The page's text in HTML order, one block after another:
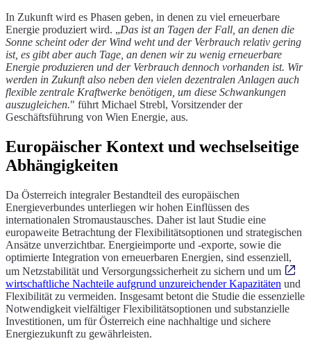
In Zukunft wird es Phasen geben, in denen zu viel erneuerbare
Energie produziert wird. „Das ist an Tagen der Fall, an denen die
Sonne scheint oder der Wind weht und der Verbrauch relativ gering
ist, es gibt aber auch Tage, an denen wir zu wenig erneuerbare
Energie produzieren und der Verbrauch dennoch vorhanden ist. Wir
werden in Zukunft also neben den vielen dezentralen Anlagen auch
flexible zentrale Kraftwerke benötigen, um diese Schwankungen
auszugleichen." führt Michael Strebl, Vorsitzender der
Geschäftsführung von Wien Energie, aus.
Europäischer Kontext und wechselseitige
Abhängigkeiten
Da Österreich integraler Bestandteil des europäischen
Energieverbundes unterliegen wir hohen Einflüssen des
internationalen Stromaustausches. Daher ist laut Studie eine
europaweite Betrachtung der Flexibilitätsoptionen und strategischen
Ansätze unverzichtbar. Energieimporte und -exporte, sowie die
optimierte Integration von erneuerbaren Energien, sind essenziell,
um Netzstabilität und Versorgungssicherheit zu sichern und um
wirtschaftliche Nachteile aufgrund unzureichender Kapazitäten und
Flexibilität zu vermeiden. Insgesamt betont die Studie die essenzielle
Notwendigkeit vielfältiger Flexibilitätsoptionen und substanzielle
Investitionen, um für Österreich eine nachhaltige und sichere
Energiezukunft zu gewährleisten.